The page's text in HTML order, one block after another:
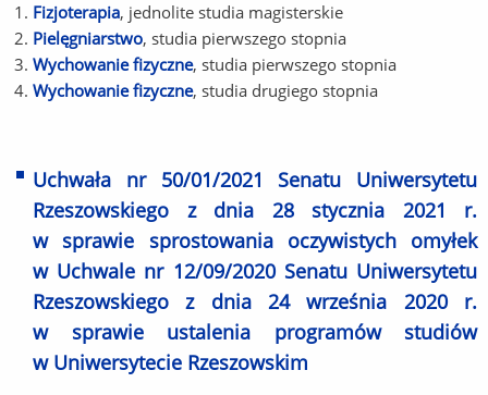
Fizjoterapia, jednolite studia magisterskie
Pielęgniarstwo, studia pierwszego stopnia
Wychowanie fizyczne, studia pierwszego stopnia
Wychowanie fizyczne, studia drugiego stopnia
Uchwała nr 50/01/2021 Senatu Uniwersytetu
Rzeszowskiego z dnia 28 stycznia 2021 r.
w sprawie sprostowania oczywistych omyłek
w Uchwale nr 12/09/2020 Senatu Uniwersytetu
Rzeszowskiego z dnia 24 września 2020 r.
w sprawie ustalenia programów studiów
w Uniwersytecie Rzeszowskim